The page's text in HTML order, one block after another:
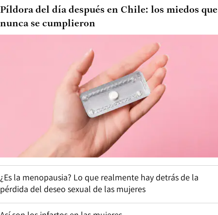
Píldora del día después en Chile: los miedos que
nunca se cumplieron
¿Es la menopausia? Lo que realmente hay detrás de la
pérdida del deseo sexual de las mujeres